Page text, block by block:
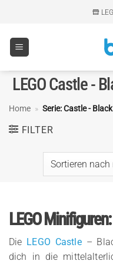
springen
LEGO Castle -
Home » Serie: Castle -
FILTER
LEGO
Die LEGO Castle–
dich in die